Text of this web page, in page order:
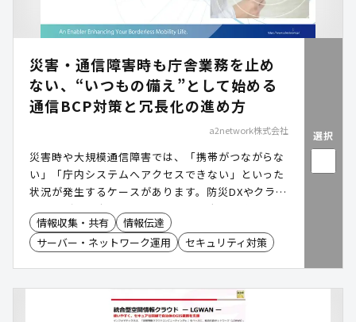
災害・通信障害時も庁舎業務を止め
ない、“いつもの備え”として始める
通信BCP対策と冗長化の進め方
a2network株式会社
災害時や大規模通信障害では、「携帯がつながらな
い」「庁内システムへアクセスできない」といった
状況が発生するケースがあります。防災DXやクラウ
ド活用が進む中、通信インフラの停止は行政サービ
スや災害対応業務へ影響を及ぼす可能性がありま
す。「スカイベリーpro®」は、3大キャリア回線を
のバックアップまで、"いつもの備え"として活用で
きます。本資料では、過去の災害・通信障害事例を
情報収集・共有
情報伝達
サーバー・ネットワーク運用
セキュリティ対策
選択